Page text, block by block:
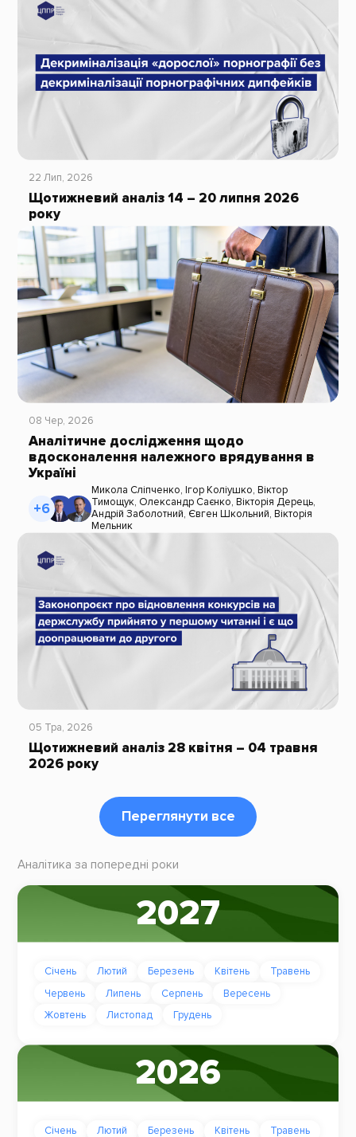
22 Лип, 2026
Щотижневий аналіз 14 – 20 липня 2026
року
08 Чер, 2026
Аналітичне дослідження щодо
вдосконалення належного врядування в
Україні
+6
Микола Сліпченко, Ігор Коліушко, Віктор
Тимощук, Олександр Саєнко, Вікторія Дерець,
Андрій Заболотний, Євген Школьний, Вікторія
Мельник
05 Тра, 2026
Щотижневий аналіз 28 квітня – 04 травня
2026 року
Переглянути все
Аналітика за попередні роки
2027
Січень Лютий Березень Квітень
Травень
Червень
Липень Серпень
Вересень
Жовтень
Листопад Грудень
2026
Січень Лютий Березень Квітень Травень